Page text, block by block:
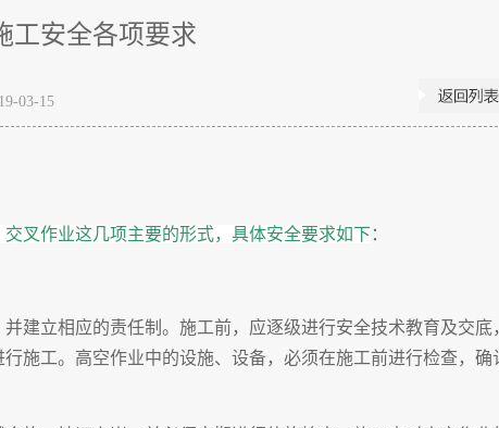
工安全各项要求
03-15
叉作业这几项主要的形式，具体安全要求如下：
建立相应的责任制。施工前，应逐级进行安全技术教育及交底
施工。高空作业中的设施、设备，必须在施工前进行检查，确